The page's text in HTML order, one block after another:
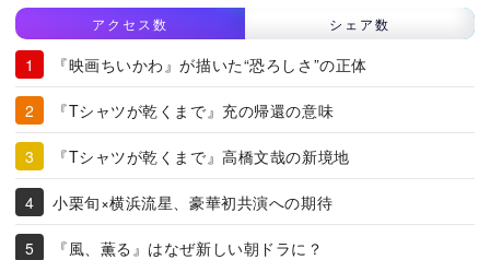
アクセス数 シェア数
『映画ちいかわ』が描いた“恐ろしさ”の正体
『Tシャツが乾くまで』充の帰還の意味
『Tシャツが乾くまで』高橋文哉の新境地
小栗旬×横浜流星、豪華初共演への期待
『風、薫る』はなぜ新しい朝ドラに？